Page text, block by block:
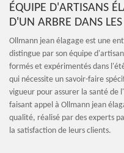
ÉQUIPE D'ARTISANS
D'UN ARBRE DANS
Ollmann jean élagage est une
distingue par son équipe
formés et expérimentés dans
qui nécessite un savoir-faire
vigueur pour assurer la santé
faisant appel à Ollmann jean
qualité, réalisé par des experts
la satisfaction de leurs clients.